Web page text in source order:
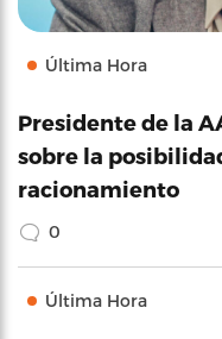
Última Hora
Presidente de la
sobre la
racionamiento
0
Última Hora